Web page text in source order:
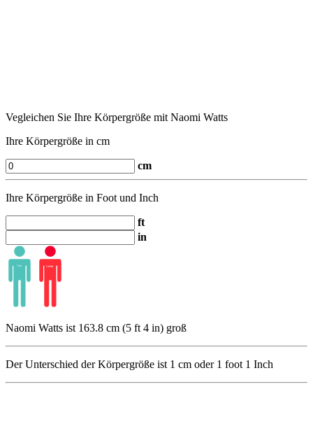
Vegleichen Sie Ihre Körpergröße mit Naomi Watts
Ihre Körpergröße in cm
cm
Ihre Körpergröße in Foot und Inch
ft
in
Naomi Watts ist 163.8 cm (5 ft 4 in) groß
Der Unterschied der Körpergröße ist 1 cm oder 1 foot 1 Inch